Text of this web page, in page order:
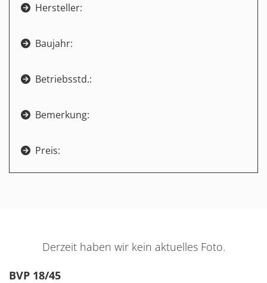
 Hersteller:
 Baujahr:
 Betriebsstd.:
 Bemerkung:
 Preis:
Derzeit haben wir kein aktuelles Foto.
BVP 18/45